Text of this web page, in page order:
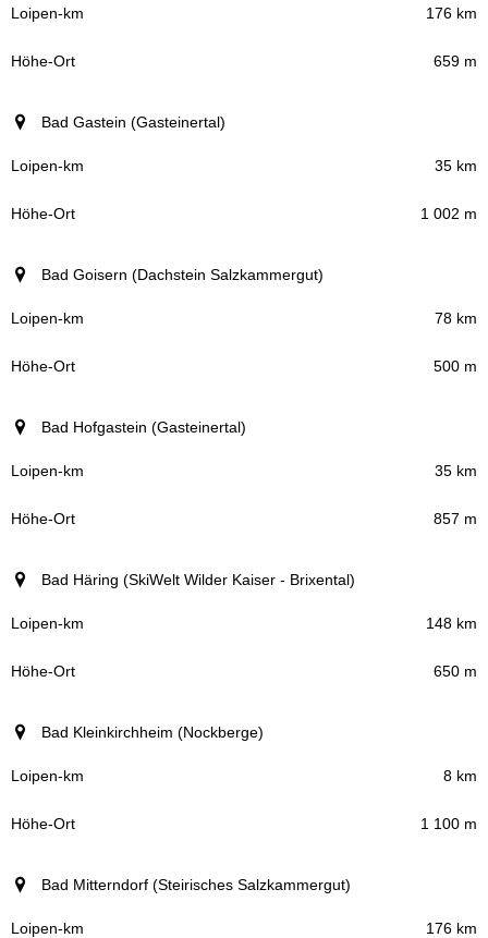
176 km
659 m
Bad Gastein (Gasteinertal)
35 km
1 002 m
Bad Goisern (Dachstein Salzkammergut)
78 km
500 m
Bad Hofgastein (Gasteinertal)
35 km
857 m
Bad Häring (SkiWelt Wilder Kaiser - Brixental)
148 km
650 m
Bad Kleinkirchheim (Nockberge)
8 km
1 100 m
Bad Mitterndorf (Steirisches Salzkammergut)
176 km